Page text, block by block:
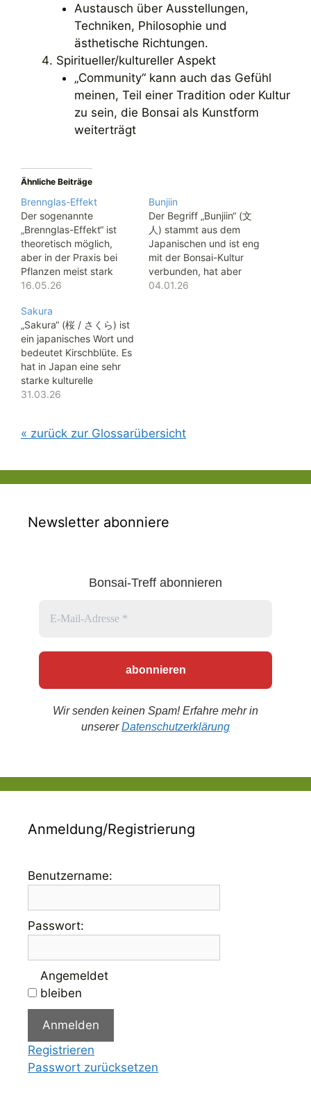
Austausch über Ausstellungen,
Techniken, Philosophie und
ästhetische Richtungen.
Spiritueller/kultureller Aspekt
„Community“ kann auch das Gefühl
meinen, Teil einer Tradition oder Kultur
zu sein, die Bonsai als Kunstform
weiterträgt
Ähnliche Beiträge
Brennglas-Effekt
Der sogenannte
„Brennglas-Effekt“ ist
theoretisch möglich,
aber in der Praxis bei
Pflanzen meist stark
übertrieben. Die Idee
auf Blättern wirken wie
kleine Linsen und
bündeln Sonnenlicht.
Das kann tatsächlich zu
lokalen heißen Punkten
führen. Allerdings
passiert Folgendes in der
damit Tropfen perfekt…
16.05.26
Bunjiin
Der Begriff „Bunjiin“ (文
人) stammt aus dem
Japanischen und ist eng
mit der Bonsai-Kultur
verbunden, hat aber
eine spezifische
und…
04.01.26
Sakura
„Sakura“ (桜 / さくら) ist
ein japanisches Wort und
bedeutet Kirschblüte. Es
hat in Japan eine sehr
starke kulturelle
Bedeutung:
Blüten sind nur für kurze
Sakura blühen,…
31.03.26
« zurück zur Glossarübersicht
Newsletter abonniere
Bonsai-Treff abonnieren
Wir senden keinen Spam! Erfahre mehr in
unsererDatenschutzerklärung
Anmeldung/Registrierung
Benutzername:
Passwort:
Angemeldet
bleiben
Anmelden
Registrieren
Passwort zurücksetzen